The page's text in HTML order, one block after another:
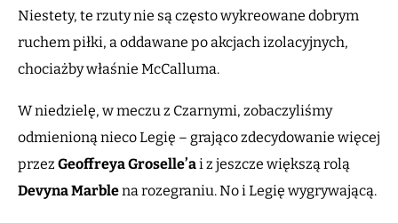
Niestety, te rzuty nie są często wykreowane dobrym
ruchem piłki, a oddawane po akcjach izolacyjnych,
chociażby właśnie McCalluma.
W niedzielę, w meczu z Czarnymi, zobaczyliśmy
odmienioną nieco Legię – grająco zdecydowanie więcej
przez Geoffreya Groselle’ai z jeszcze większą rolą
Devyna Marblena rozegraniu. No i Legię wygrywającą.